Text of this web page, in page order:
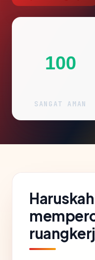
100
SANGAT AMAN